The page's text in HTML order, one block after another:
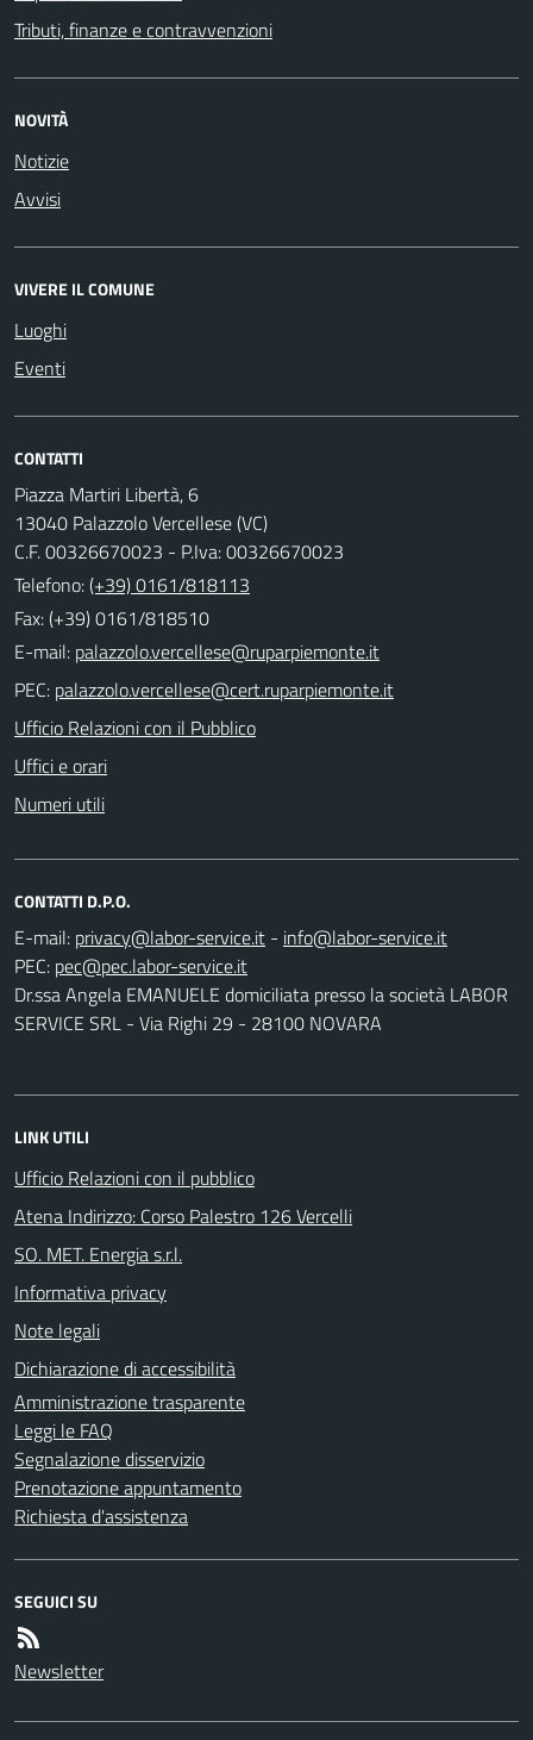
Tributi, finanze e contravvenzioni
NOVITÀ
Notizie
Avvisi
VIVERE IL COMUNE
Luoghi
Eventi
CONTATTI
Piazza Martiri Libertà, 6
13040 Palazzolo Vercellese (VC)
C.F. 00326670023 - P.Iva: 00326670023
Telefono:(+39) 0161/818113
Fax: (+39) 0161/818510
E-mail:
PEC:
Ufficio Relazioni con il Pubblico
Uffici e orari
Numeri utili
CONTATTI D.P.O.
E-mail:
-
PEC:
Dr.ssa Angela EMANUELE domiciliata presso la società LABOR
SERVICE SRL - Via Righi 29 - 28100 NOVARA
LINK UTILI
Ufficio Relazioni con il pubblico
Atena Indirizzo: Corso Palestro 126 Vercelli
SO. MET. Energia s.r.l.
Informativa privacy
Note legali
Dichiarazione di accessibilità
Amministrazione trasparente
Leggi le FAQ
Segnalazione disservizio
Prenotazione appuntamento
Richiesta d'assistenza
SEGUICI SU
Newsletter